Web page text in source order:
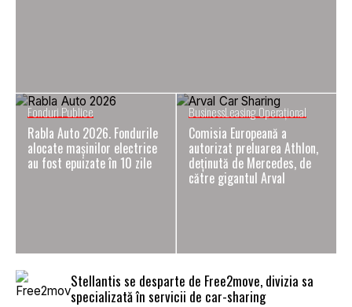
Fonduri Publice
Rabla Auto 2026. Fondurile
alocate mașinilor electrice
au fost epuizate în 10 zile
BusinessLeasing Operaţional
Comisia Europeană a
autorizat preluarea Athlon,
deținută de Mercedes, de
către gigantul Arval
Stellantis se desparte de Free2move, divizia sa
specializată în servicii de car-sharing